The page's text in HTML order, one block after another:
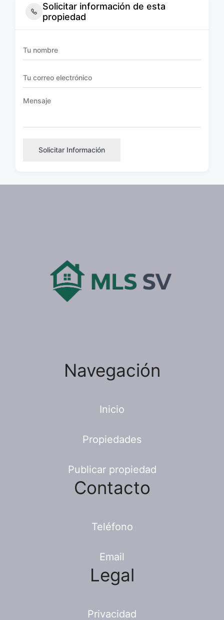
Solicitar información de esta
propiedad
Solicitar Información
Navegación
Inicio
Propiedades
Publicar propiedad
Contacto
Teléfono
Email
Legal
Privacidad